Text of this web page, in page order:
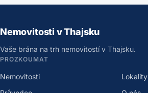
Nemovitosti v Thajsku
Vaše brána na trh nemovitostí v Thajsku.
PROZKOUMAT
Nemovitosti
Lokality